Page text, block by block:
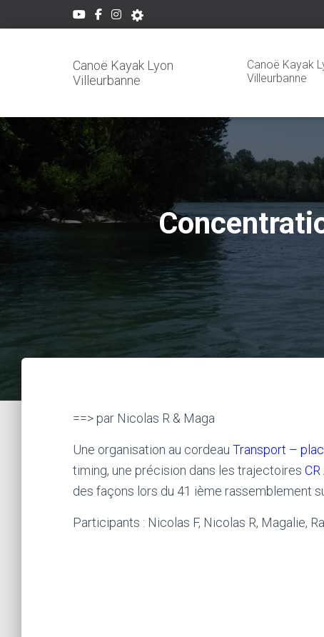
Canoë Kayak Lyon
Villeurbanne
Canoë Kayak
Villeurbanne
==> par Nicolas R & Maga
Une organisation au cordeau Transport –
timing, une précision dans les trajectoires
des façons lors du 41 ième rassemblement
Participants : Nicolas F, Nicolas R, Magalie,